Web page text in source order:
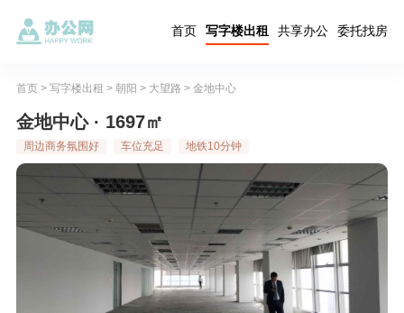
首页 写字楼出租 共享办公 委托找房
首页> 写字楼出租 > 朝阳 > 大望路 > 金地中心
金地中心 · 1697㎡
周边商务氛围好 车位充足 地铁10分钟